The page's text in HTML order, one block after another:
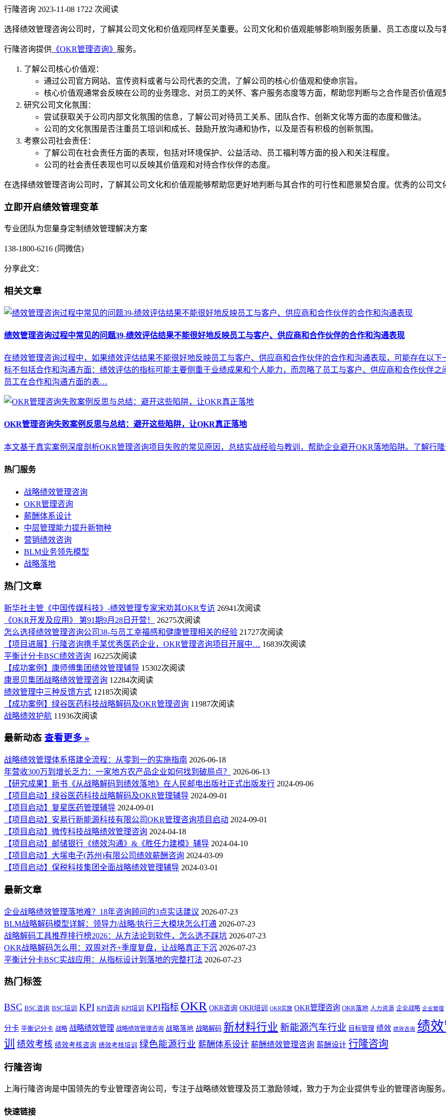
行隆咨询 2023-11-08 1722 次阅读
选择绩效管理咨询公司时，了解其公司文化和价值观同样至关重要。公司文化和价值观能够影响到服务质量、员工态度以及与
行隆咨询提供 《OKR管理咨询》 服务。
了解公司核心价值观：
通过公司官方网站、宣传资料或者与公司代表的交流，了解公司的核心价值观和使命宗旨。
核心价值观通常会反映在公司的业务理念、对员工的关怀、客户服务态度等方面，帮助您判断与之合作是否价值观
研究公司文化氛围：
尝试获取关于公司内部文化氛围的信息，了解公司对待员工关系、团队合作、创新文化等方面的态度和做法。
公司的文化氛围是否注重员工培训和成长、鼓励开放沟通和协作，以及是否有积极的创新氛围。
考察公司社会责任：
了解公司在社会责任方面的表现，包括对环境保护、公益活动、员工福利等方面的投入和关注程度。
公司的社会责任表现也可以反映其价值观和对待合作伙伴的态度。
在选择绩效管理咨询公司时，了解其公司文化和价值观能够帮助您更好地判断与其合作的可行性和愿景契合度。优秀的公司文
立即开启绩效管理变革
专业团队为您量身定制绩效管理解决方案
138-1800-6216 (同微信)
分享此文：
相关文章
绩效管理咨询过程中常见的问题39-绩效评估结果不能很好地反映员工与客户、供应商和合作伙伴的合作和沟通表现
在绩效管理咨询过程中，如果绩效评估结果不能很好地反映员工与客户、供应商和合作伙伴的合作和沟通表现，可能存在以
标不包括合作和沟通方面：绩效评估的指标可能主要侧重于业绩成果和个人能力，而忽略了员工与客户、供应商和合作伙伴
员工在合作和沟通方面的表…
OKR管理咨询失败案例反思与总结：避开这些陷阱，让OKR真正落地
本文基于真实案例深度剖析OKR管理咨询项目失败的常见原因，总结实战经验与教训，帮助企业避开OKR落地陷阱。了解行
热门服务
战略绩效管理咨询
OKR管理咨询
薪酬体系设计
中层管理能力提升新物种
营销绩效咨询
BLM业务领先模型
战略落地
热门文章
新华社主管《中国传媒科技》-绩效管理专家宋劝其OKR专访 26941次阅读
《OKR开发及应用》 第91期9月28日开营！
26275次阅读
怎么选择绩效管理咨询公司38-与员工幸福感和健康管理相关的经验 21727次阅读
【项目进展】行隆咨询携手某优秀医药企业，OKR管理咨询项目开展中… 16839次阅读
平衡计分卡BSC绩效咨询 16225次阅读
【成功案例】康师傅集团绩效管理辅导 15302次阅读
康恩贝集团战略绩效管理咨询 12284次阅读
绩效管理中三种反馈方式 12185次阅读
【成功案例】绿谷医药科技战略解码及OKR管理咨询 11987次阅读
战略绩效护航 11936次阅读
最新动态 查看更多 »
战略绩效管理体系搭建全流程：从零到一的实施指南 2026-06-18
年营收300万到增长乏力：一家地方农产品企业如何找到破局点？
2026-06-13
【研究成果】新书《从战略解码到绩效落地》在人民邮电出版社正式出版发行 2024-09-06
【项目启动】绿谷医药科技战略解码及OKR管理辅导 2024-09-01
【项目启动】复星医药管理辅导 2024-09-01
【项目启动】安易行新能源科技有限公司OKR管理咨询项目启动 2024-09-01
【项目启动】微传科技战略绩效管理咨询 2024-04-18
【项目启动】邮储银行《绩效沟通》&《胜任力建模》辅导 2024-04-10
【项目启动】大塚电子(苏州)有限公司绩效薪酬咨询 2024-03-09
【项目启动】保税科技集团全面战略绩效管理辅导 2024-03-01
最新文章
企业战略绩效管理落地难？18年咨询顾问的3点实话建议 2026-07-23
BLM战略解码模型详解：领导力/战略/执行三大模块怎么打通 2026-07-23
战略解码工具推荐排行榜2026：从方法论到软件，怎么选不踩坑 2026-07-23
OKR战略解码怎么用：双周对齐+季度复盘，让战略真正下沉 2026-07-23
平衡计分卡BSC实战应用：从指标设计到落地的完整打法 2026-07-23
热门标签
BSC BSC咨询 BSC培训 KPI KPI咨询 KPI培训 KPI指标 OKR OKR咨询 OKR培训 OKR实施 OKR管理咨询 OKR落地 人力资源 企业战略 企业管理
分卡 平衡记分卡 战略 战略绩效管理 战略绩效管理咨询 战略落地 战略解码 新材料行业 新能源汽车行业 目标管理 绩效 绩效咨询 绩
训 绩效考核 绩效考核咨询 绩效考核培训 绿色能源行业 薪酬体系设计 薪酬绩效管理咨询 薪酬设计 行隆咨询
行隆咨询
上海行隆咨询是中国领先的专业管理咨询公司，专注于战略绩效管理及员工激励领域，致力于为企业提供专业的管理咨询服务
快速链接